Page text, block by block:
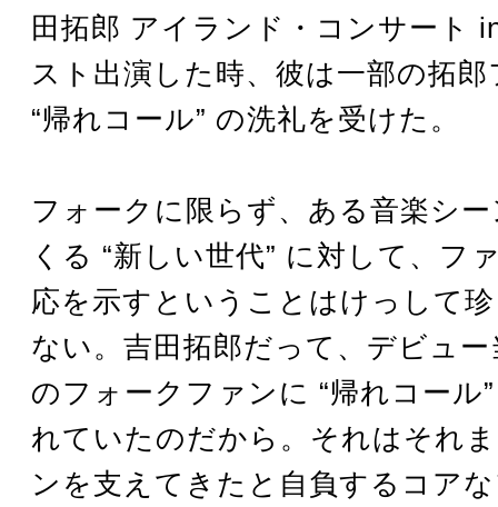
田拓郎 アイランド・コンサート
スト出演した時、彼は一部の拓
“帰れコール” の洗礼を受けた。
フォークに限らず、ある音楽シ
くる “新しい世代” に対して、フ
応を示すということはけっして
ない。吉田拓郎だって、デビュ
のフォークファンに “帰れコール
れていたのだから。それはそれ
ンを支えてきたと自負するコア